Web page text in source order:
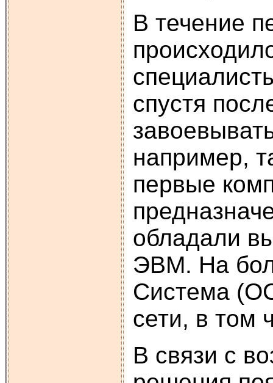
В течение
спустя
например,
первые
обладали
ЭВМ. На
Система
сети, в том
В связи с